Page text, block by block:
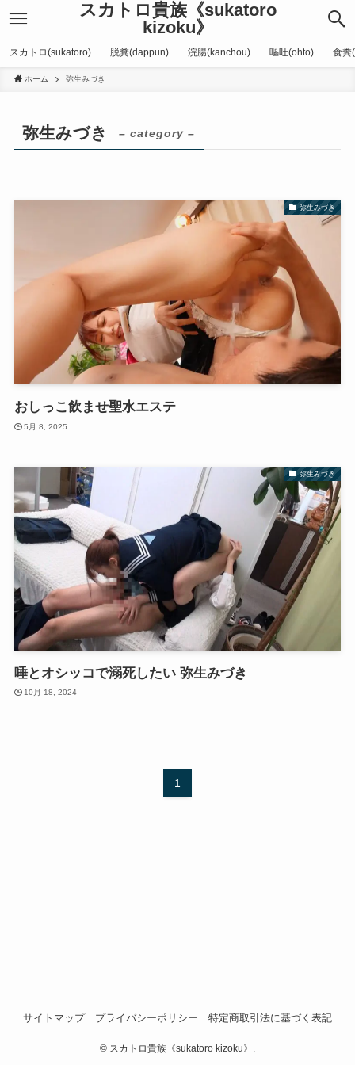
スカトロ貴族《sukatoro
kizoku》
スカトロ(sukatoro) 脱糞(dappun) 浣腸(kanchou) 嘔吐(ohto) 食糞
ホーム 弥生みづき
弥生みづき – category –
弥生みづき
おしっこ飲ませ聖水エステ
5月 8, 2025
弥生みづき
唾とオシッコで溺死したい 弥生みづき
10月 18, 2024
1
サイトマップ プライバシーポリシー 特定商取引法に基づく表記
© スカトロ貴族《sukatoro kizoku》.